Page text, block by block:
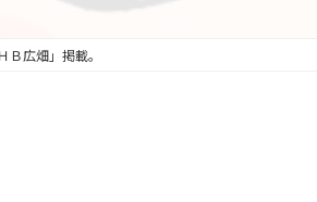
更
時
Ｂ広畑」掲載。